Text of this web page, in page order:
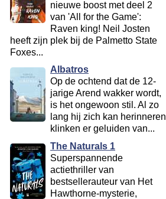
nieuwe boost met deel 2
van 'All for the Game':
Raven king! Neil Josten
heeft zijn plek bij de Palmetto State
Foxes...
Albatros
Op de ochtend dat de 12-
jarige Arend wakker wordt,
is het ongewoon stil. Al zo
lang hij zich kan herinneren
klinken er geluiden van...
The Naturals 1
Superspannende
actiethriller van
bestsellerauteur van Het
Hawthorne-mysterie,